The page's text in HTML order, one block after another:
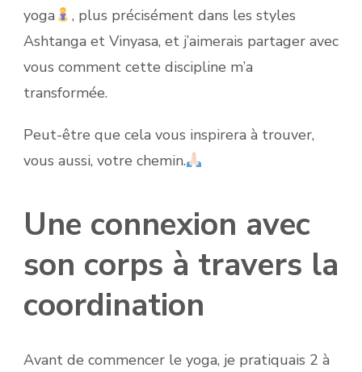
yoga
, plus précisément dans les styles
Ashtanga et Vinyasa, et j’aimerais partager avec
vous comment cette discipline m’a
transformée.
Peut-être que cela vous inspirera à trouver,
vous aussi, votre chemin.
Une connexion avec
son corps à travers la
coordination
Avant de commencer le yoga, je pratiquais 2 à